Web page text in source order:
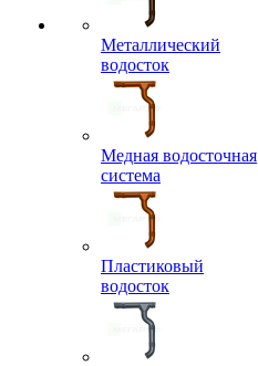
Металлический
водосток
Медная водосточная
система
Пластиковый
водосток